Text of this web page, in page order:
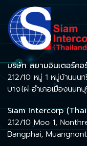
บริษัท สยามอินเตอร์คอ
212/10 หมู่ 1 หมู่บ้านนน
บางไผ่ อำเภอเมืองนนท
Siam Intercorp
212/10 Moo 1,
Bangphai,